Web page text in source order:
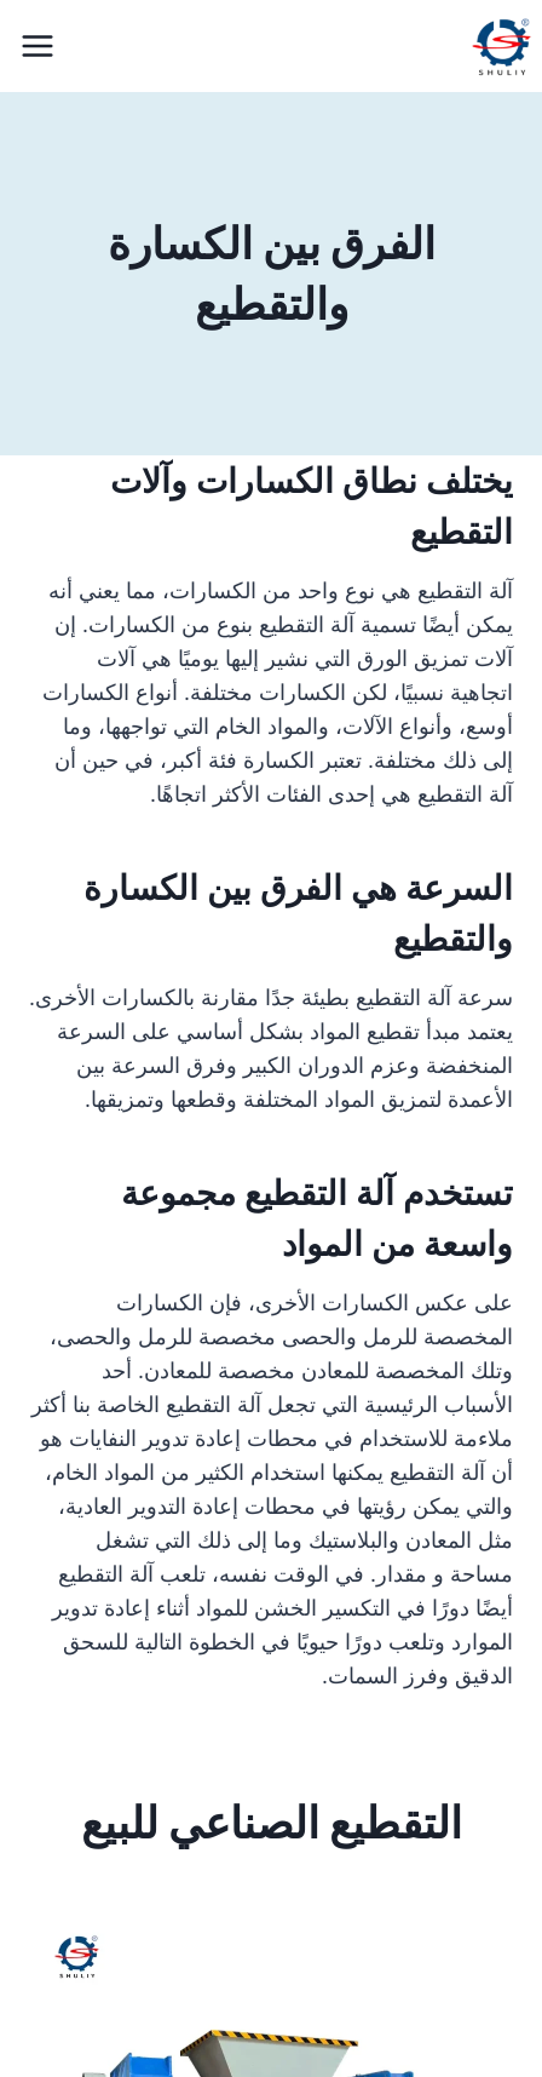
التجاوز
إلى
المحتوى
الفرق بين الكسارة
والتقطيع
يختلف نطاق الكسارات وآلات
التقطيع
آلة التقطيع هي نوع واحد من الكسارات، مما يعني أنه
يمكن أيضًا تسمية آلة التقطيع بنوع من الكسارات. إن
آلات تمزيق الورق التي نشير إليها يوميًا هي آلات
اتجاهية نسبيًا، لكن الكسارات مختلفة. أنواع الكسارات
أوسع، وأنواع الآلات، والمواد الخام التي تواجهها، وما
إلى ذلك مختلفة. تعتبر الكسارة فئة أكبر، في حين أن
آلة التقطيع هي إحدى الفئات الأكثر اتجاهًا.
السرعة هي الفرق بين الكسارة
والتقطيع
سرعة آلة التقطيع بطيئة جدًا مقارنة بالكسارات الأخرى.
يعتمد مبدأ تقطيع المواد بشكل أساسي على السرعة
المنخفضة وعزم الدوران الكبير وفرق السرعة بين
الأعمدة لتمزيق المواد المختلفة وقطعها وتمزيقها.
تستخدم آلة التقطيع مجموعة
واسعة من المواد
على عكس الكسارات الأخرى، فإن الكسارات
المخصصة للرمل والحصى مخصصة للرمل والحصى،
وتلك المخصصة للمعادن مخصصة للمعادن. أحد
الأسباب الرئيسية التي تجعل آلة التقطيع الخاصة بنا أكثر
ملاءمة للاستخدام في محطات إعادة تدوير النفايات هو
أن آلة التقطيع يمكنها استخدام الكثير من المواد الخام،
والتي يمكن رؤيتها في محطات إعادة التدوير العادية،
مثل المعادن والبلاستيك وما إلى ذلك التي تشغل
مساحة و مقدار. في الوقت نفسه، تلعب آلة التقطيع
أيضًا دورًا في التكسير الخشن للمواد أثناء إعادة تدوير
الموارد وتلعب دورًا حيويًا في الخطوة التالية للسحق
الدقيق وفرز السمات.
التقطيع الصناعي للبيع